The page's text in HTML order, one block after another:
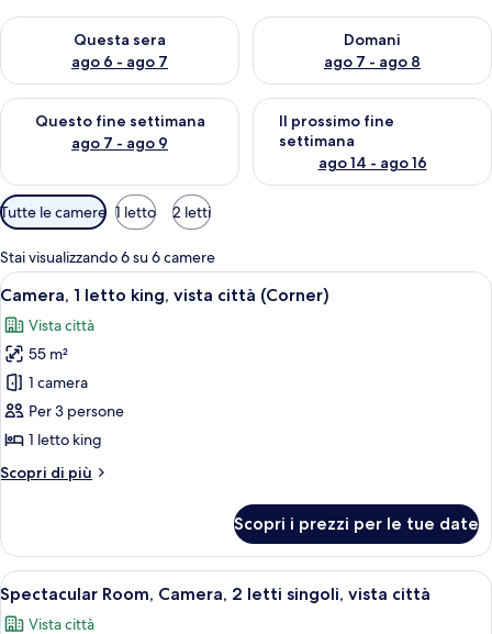
Questa sera
ago 6 - ago 7
Verifica la disponibilità per questa sera, ago 6 - ago 7
Domani
ago 7 - ago 8
Verifica la disponibilità per
Questo fine settimana
ago 7 - ago 9
Verifica la disponibilità per questo fine settimana, ago 7 - ago
Il prossimo fine
settimana
ago 14 - ago 16
Verifica la disponibilità per il
Filtri
disponibili
per
le
camere
Tutte le camere 1 letto 2 letti
Stai visualizzando 6 su 6 camere
Apri
tutte
le
foto
per
Camera,
1
king,
(Corner)
Camera d'albergo moderna con un
5
Camera, 1 letto king, vista città (Corner)
Vista città
55 m²
1 camera
Per 3 persone
1 letto king
Scopri di più
Altri
1
letto
king,
vista
città
Scopri i prezzi per le tue date
Apri
tutte
Camera d'albergo moderna con un
5
Spectacular Room, Camera, 2 letti singoli, vista città
Vista città